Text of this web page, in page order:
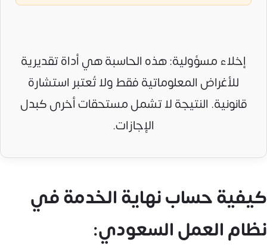
إخلاء مسؤولية: هذه الحاسبة هي أداة تقديرية
للأغراض المعلوماتية فقط ولا تُعتبر استشارة
قانونية. النتيجة لا تشمل مستحقات أخرى كبدل
الإجازات.
كيفية حساب نهاية الخدمة في
نظام العمل السعودي: